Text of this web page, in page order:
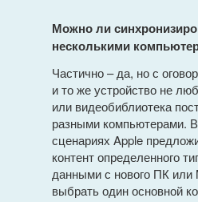
Можно ли
несколькими
Частично – да, но с
и то же устройство не
или видеобиблиотека
разными компьютерами.
сценариях Apple
контент определенного
данными с нового ПК
выбрать один основной